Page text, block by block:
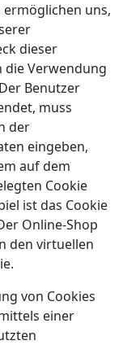
uns,
dieser
die Verwendung
Benutzer
muss
der
eingeben,
auf dem
Cookie
ist das Cookie
Online-Shop
den virtuellen
von Cookies
einer